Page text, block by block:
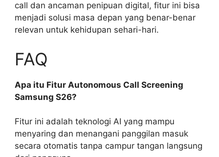
call dan ancaman penipuan digital, fitur ini bisa
menjadi solusi masa depan yang benar-benar
relevan untuk kehidupan sehari-hari.
FAQ
Apa itu Fitur Autonomous Call Screening
Samsung S26?
Fitur ini adalah teknologi AI yang mampu
menyaring dan menangani panggilan masuk
secara otomatis tanpa campur tangan langsung